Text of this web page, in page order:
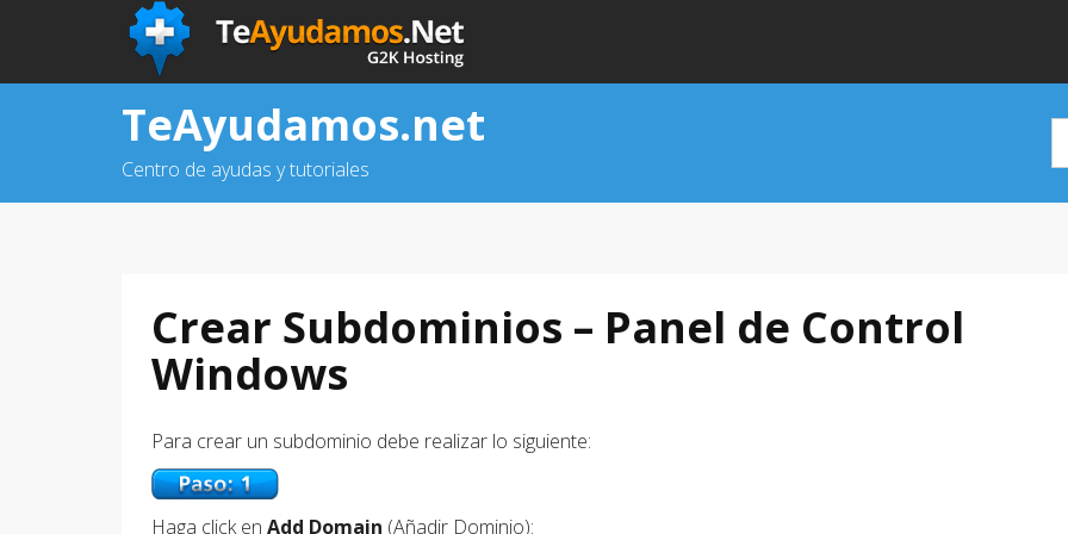
TeAyudamos.net
Centro de ayudas y tutoriales
Crear Subdominios – Panel de Control
Windows
Para crear un subdominio debe realizar lo siguiente:
Haga click en Add Domain (Añadir Dominio):